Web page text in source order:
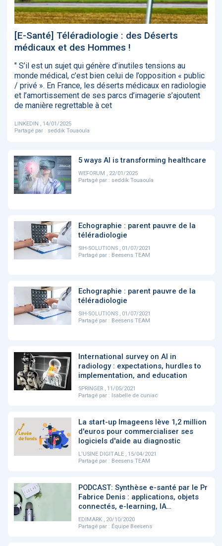
[E-Santé] Téléradiologie : des Déserts
médicaux et des Hommes !
" S’il est un sujet qui génère d’inutiles tensions au
monde médical, c’est bien celui de l’opposition « public
/ privé ». En France, les déserts médicaux en radiologie
et l’amortissement de ses parcs d’imagerie s’ajoutent
de manière regrettable à cet
LINKEDIN , 14/01/2025
Partagé par : seddik Touaoula
5 ways AI is transforming healthcare
WEFORUM , 22/01/2025
Partagé par : seddik Touaoula
Echographie : parent pauvre de la
téléradiologie
SIH-SOLUTIONS , 01/07/2021
Partagé par : Beesens TEAM
Echographie : parent pauvre de la
téléradiologie
SIH-SOLUTIONS , 01/07/2021
Partagé par : Beesens TEAM
International survey on AI in
radiology : expectations, hurdles to
implementation, and education
SPRINGER , 11/05/2021
Partagé par : Isabelle de cuniac
La start-up Imageens lève 1,2 million
d'euros pour commercialiser ses
logiciels d'aide au diagnostic
L'USINE DIGITALE , 15/04/2021
Partagé par : Beesens TEAM
PODCAST: Synthèse e-santé par le Pr
Fabrice Denis : applications, objets
connectés, e-learning, IA…
EDIMARK , 20/10/2020
Partagé par : Équipe Beesens
‹ 1 2 3 4 5 ›
ACTUALITÉS 2885
E-Santé : il est
temps de
procéder à une
révolution en
Afrique !
FDA clears new
AI-powered
cardiac imaging
Attention à
ChatGPT, ce
PRODUITS 144
‹ 1 2
Cancer du sein : de
nouvelles pistes pour des
"Le stéthoscope du 21ème
‹ 1 2 3 4
Fidelity of
Medical
Reasoning in
Large
Language
Models
Artificial
Intelligence
for
Cardiovascular